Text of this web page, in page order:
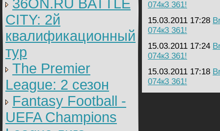
36ON.RU BATTLE
CITY: 2й
квалификационный
тур
The Premier
League: 2 cезон
Fantasy Football -
UEFA Champions
074к3 361!
15.03.2011 17:28
074к3 361!
15.03.2011 17:24
074к3 361!
15.03.2011 17:18
074к3 361!